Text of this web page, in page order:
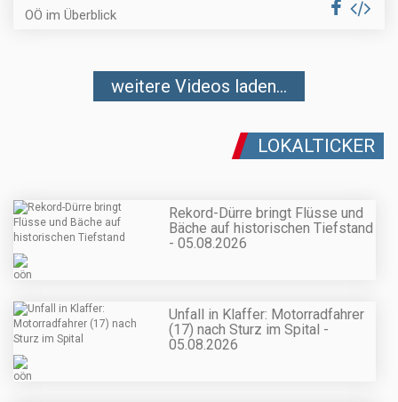
OÖ im Überblick
weitere Videos laden...
LOKALTICKER
Rekord-Dürre bringt Flüsse und
Bäche auf historischen Tiefstand
- 05.08.2026
Unfall in Klaffer: Motorradfahrer
(17) nach Sturz im Spital -
05.08.2026